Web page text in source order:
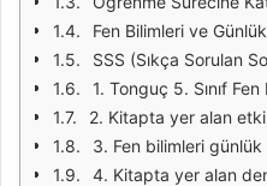
Fen Bilimleri ve
SSS (Sıkça Sorulan
1. Tonguç 5. Sınıf Fen
2. Kitapta yer alan
3. Fen bilimleri
4. Kitapta yer alan deneyler